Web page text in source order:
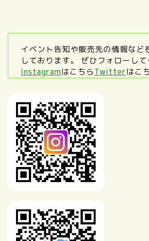
イベント告知や販売先の情報など
しております。 ぜひフォローして
InstagramはこちらTwitterはこ